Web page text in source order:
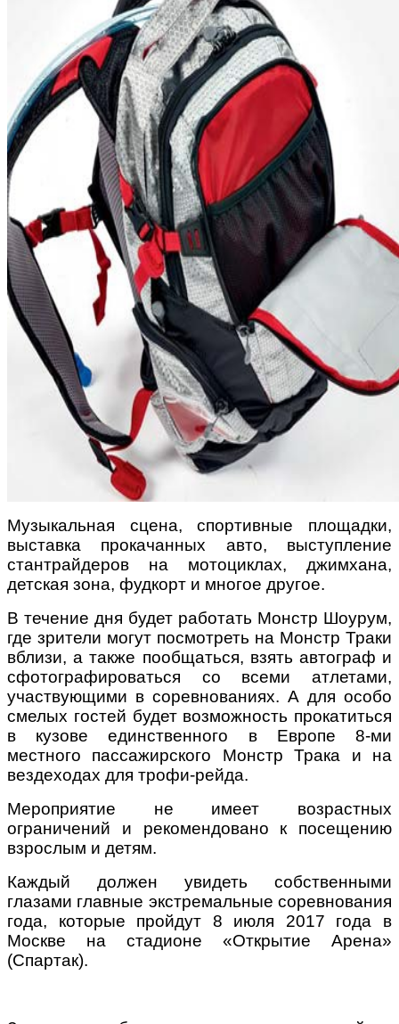
Музыкальная сцена, спортивные площадки,
выставка прокачанных авто, выступление
стантрайдеров на мотоциклах, джимхана,
детская зона, фудкорт и многое другое.
В течение дня будет работать Монстр Шоурум,
где зрители могут посмотреть на Монстр Траки
вблизи, а также пообщаться, взять автограф и
сфотографироваться со всеми атлетами,
участвующими в соревнованиях. А для особо
смелых гостей будет возможность прокатиться
в кузове единственного в Европе 8-ми
местного пассажирского Монстр Трака и на
вездеходах для трофи-рейда.
Мероприятие не имеет возрастных
ограничений и рекомендовано к посещению
взрослым и детям.
Каждый должен увидеть собственными
глазами главные экстремальные соревнования
года, которые пройдут 8 июля 2017 года в
Москве на стадионе «Открытие Арена»
(Спартак).